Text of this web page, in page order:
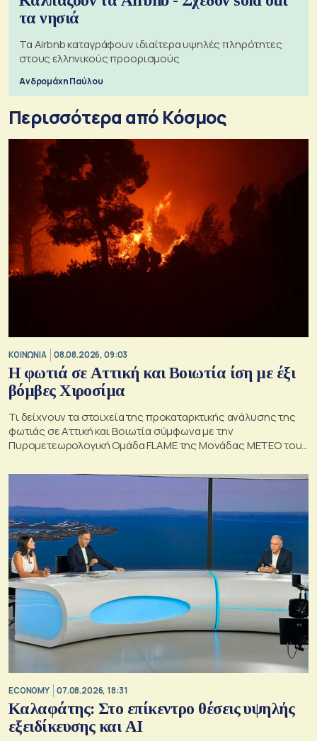
τα νησιά
Τα Airbnb καταγράφουν ιδιαίτερα υψηλές πληρότητες
στους ελληνικούς προορισμούς
Ανδρομάχη Παύλου
Περισσότερα από Κόσμος
ΚΟΙΝΩΝΙΑ 08.08.2026, 09:03
Η φωτιά σε Αττική και Βοιωτία ίση με έξι
βόμβες Χιροσίμα
Τι δείχνουν τα στοιχεία της προκαταρκτικής ανάλυσης της
φωτιάς σε Αττική και Βοιωτία σύμφωνα με την
Πυρομετεωρολογική Ομάδα FLAME της Μονάδας ΜΕΤΕΟ του
ECONOMY 07.08.2026, 18:31
Καλαφάτης: Στο επίκεντρο θέσεις υψηλής
εξειδίκευσης και AI